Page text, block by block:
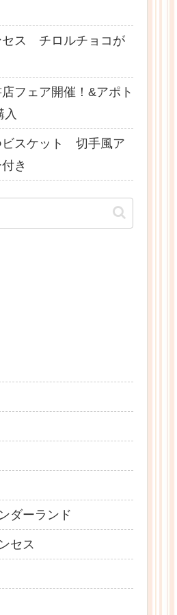
セス チロルチョコが
フェア開催！&アポト
入
ビスケット 切手風ア
き
ダーランド
セス